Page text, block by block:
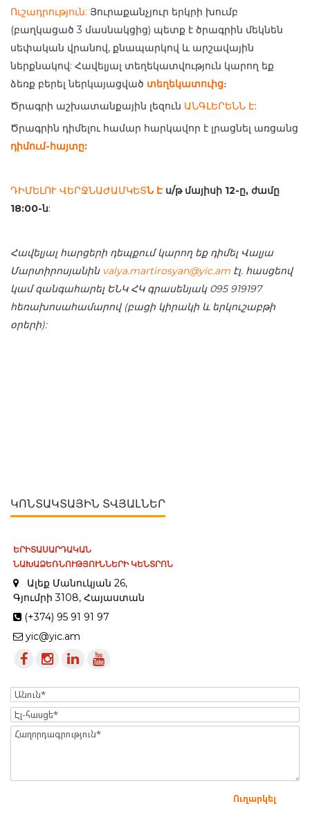
Ուշադրություն: Յուրաքանչյուր երկրի խումբ
(բաղկացած 3 մասնակցից) պետք է ծրագրին մեկնեն
սեփական վրանով, քնապարկով և արշավային
ներքնակով: Հավելյալ տեղեկատվություն կարող եք
ձեռք բերել ներկայացված տեղեկատուից։
Ծրագրի աշխատանքային լեզուն ԱՆԳԼԵՐԵՆՆ Է:
Ծրագրին դիմելու համար հարկավոր է լրացնել առցանց
դիմում-հայտը:
ԴԻՄԵԼՈՒ ՎԵՐՋՆԱԺԱՄԿԵՏՆ Է ս/թ մայիսի 12-ը, ժամը
18:00-ն:
Հավելյալ հարցերի դեպքում կարող եք դիմել Վալյա
Մարտիրոսյանին valya.martirosyan@yic.am էլ. հասցեով
կամ զանգահարել ԵՆԿ ՀԿ գրասենյակ 095 919197
հեռախոսահամարով (բացի կիրակի և երկուշաբթի
օրերի):
ԿՈՆՏԱԿՏԱՅԻՆ ՏՎՅԱԼՆԵՐ
ԵՐԻՏԱՍԱՐԴԱԿԱՆ
ՆԱԽԱՁԵՌՆՈՒԹՅՈՒՆՆԵՐԻ ԿԵՆՏՐՈՆ
Ալեք Մանուկյան 26,
Գյումրի 3108, Հայաստան
(+374) 95 91 91 97
yic@yic.am
Name
Էլ-
հասցե
Message